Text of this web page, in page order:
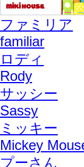
ファミリア
familiar
ロディ
Rody
サッシー
Sassy
ミッキー
Mickey
プーさん